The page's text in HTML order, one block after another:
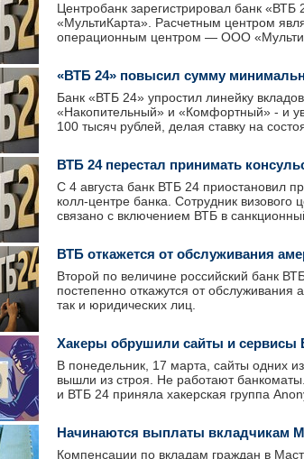
Центробанк зарегистрировал банк
«МультиКарта». Расчетным центром
операционным центром — ООО
«ВТБ 24» повысил сумму
Банк «ВТБ 24» упростил линейку
«Накопительный» и «Комфортный» - и
100 тысяч рублей, делая ставку на
ВТБ 24 перестал принимать
С 4 августа банк ВТБ 24 приостановил
колл-центре банка. Сотрудник
связано с включением ВТБ в
ВТБ откажется от обслуживания
Второй по величине российский банк
постепенно откажутся от обслуживания
так и юридических лиц.
Хакеры обрушили сайты и сервисы
В понедельник, 17 марта, сайты одних
вышли из строя. Не работают
и ВТБ 24 приняла хакерская группа
Начинаются выплаты вкладчикам
Компенсации по вкладам граждан в